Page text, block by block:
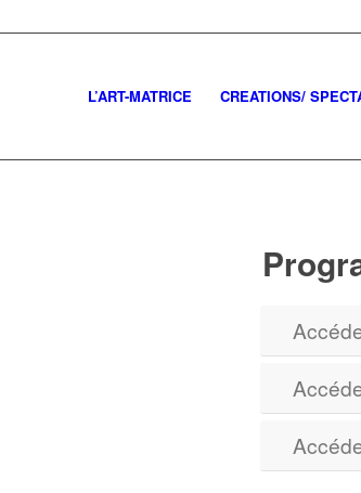
L’ART-MATRICE CREATIONS/